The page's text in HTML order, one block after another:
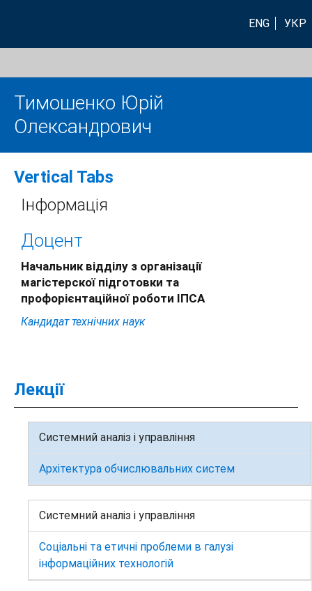
ENG УКР
Тимошенко Юрій
Олександрович
Vertical Tabs
Інформація
Доцент
Начальник відділу з організації
магістерскої підготовки та
профорієнтаційної роботи ІПСА
Кандидат технічних наук
Лекції
Системний аналіз і управління
Архітектура обчислювальних систем
Системний аналіз і управління
Соціальні та етичні проблеми в галузі
інформаційних технологій